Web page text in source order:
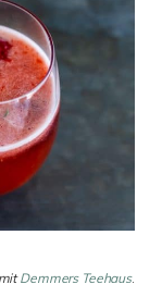
Demmers Teehaus.